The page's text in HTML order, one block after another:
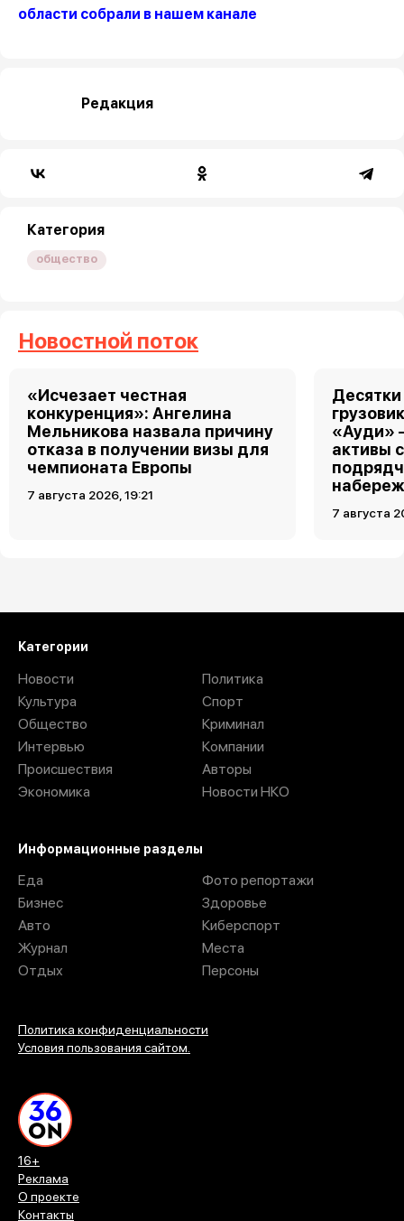
области собрали в нашем канале
Редакция
Категория
общество
Новостной поток
«Исчезает честная
конкуренция»: Ангелина
Мельникова назвала причину
отказа в получении визы для
чемпионата Европы
7 августа 2026, 19:21
«Ауди»
активы
7 августа
16+
Реклама
О проекте
Контакты
Категории
Новости
Культура
Общество
Интервью
Происшествия
Экономика
Политика
Спорт
Криминал
Компании
Авторы
Новости НКО
Информационные разделы
Еда
Бизнес
Авто
Журнал
Отдых
Фото репортажи
Здоровье
Киберспорт
Места
Персоны
Политика конфиденциальности
Условия пользования сайтом.